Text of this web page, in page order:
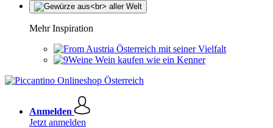
Mehr Inspiration
Österreich mit seiner Vielfalt
Wein kaufen wie ein Kenner
Anmelden
Jetzt anmelden